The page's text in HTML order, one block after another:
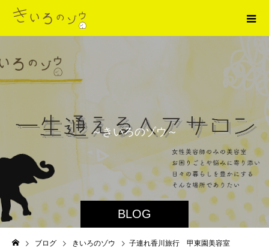
BLOG
～きいろのゾウ～
ブログ きいろのゾウ 子連れ香川旅行 甲東園美容室